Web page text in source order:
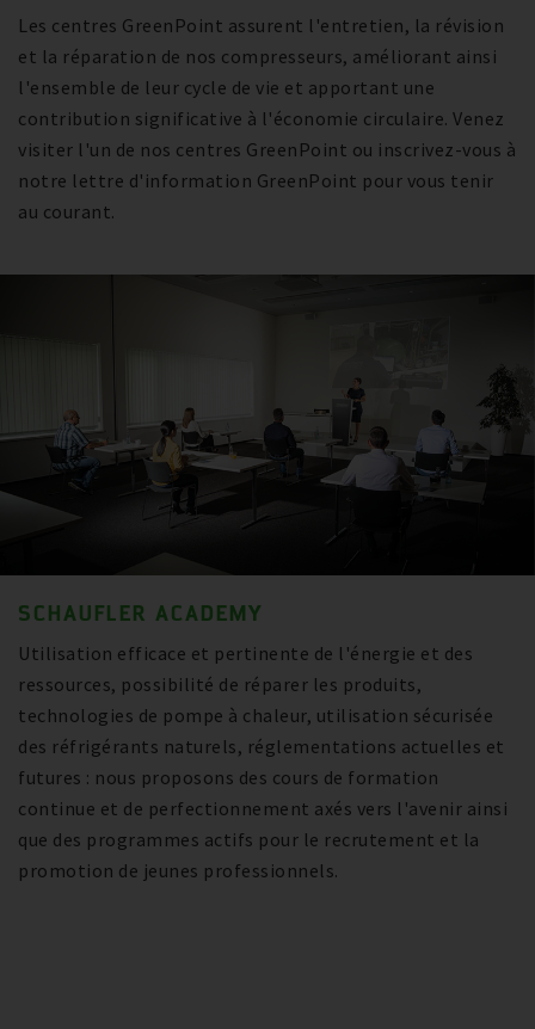
Les centres GreenPoint assurent l'entretien, la révision
et la réparation de nos compresseurs, améliorant ainsi
l'ensemble de leur cycle de vie et apportant une
contribution significative à l'économie circulaire. Venez
visiter l'un de nos centres GreenPoint ou inscrivez-vous à
notre lettre d'information GreenPoint pour vous tenir
au courant.
SCHAUFLER ACADEMY
Utilisation efficace et pertinente de l'énergie et des
ressources, possibilité de réparer les produits,
technologies de pompe à chaleur, utilisation sécurisée
des réfrigérants naturels, réglementations actuelles et
futures : nous proposons des cours de formation
continue et de perfectionnement axés vers l'avenir ainsi
que des programmes actifs pour le recrutement et la
promotion de jeunes professionnels.